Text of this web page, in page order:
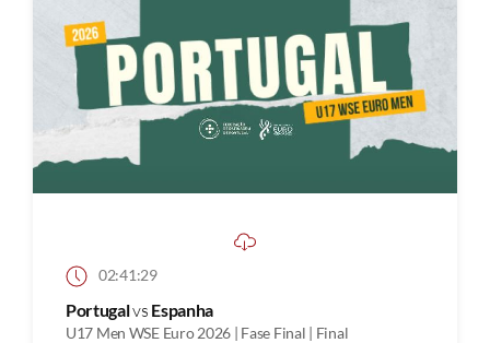
02:41:29
Portugalvs Espanha
U17 Men WSE Euro 2026 | Fase Final | Final